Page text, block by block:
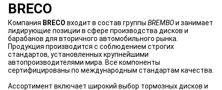
BRECO
Компания BRECO входит в состав группы BREMBOи занимает
лидирующие позиции в сфере производства дисков и
барабанов для вторичного автомобильного рынка.
Продукция производится с соблюдением строгих
стандартов, установленных крупнейшими
автопроизводителями мира. Все компоненты
сертифицированы по международным стандартам качества.
Ассортимент включает широкий выбор тормозных дисков и